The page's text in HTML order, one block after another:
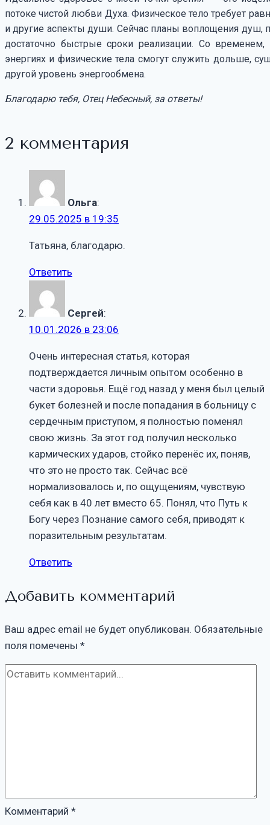
потоке чистой любви Духа. Физическое тело требует
и другие аспекты души. Сейчас планы воплощения душ,
достаточно быстрые сроки реализации. Со
энергиях и физические тела смогут служить дольше,
другой уровень энергообмена.
Благодарю тебя, Отец Небесный, за ответы!
2 комментария
Ольга:
29.05.2025 в 19:35
Татьяна, благодарю.
Ответить
Сергей:
10.01.2026 в 23:06
Очень интересная статья, которая
подтверждается личным опытом особенно в
части здоровья. Ещё год назад у меня был целый
букет болезней и после попадания в больницу с
сердечным приступом, я полностью поменял
свою жизнь. За этот год получил несколько
кармических ударов, стойко перенёс их, поняв,
что это не просто так. Сейчас всё
нормализовалось и, по ощущениям, чувствую
себя как в 40 лет вместо 65. Понял, что Путь к
Богу через Познание самого себя, приводят к
поразительным результатам.
Ответить
Добавить комментарий
Ваш адрес email не будет опубликован. Обязательные
поля помечены *
Комментарий *